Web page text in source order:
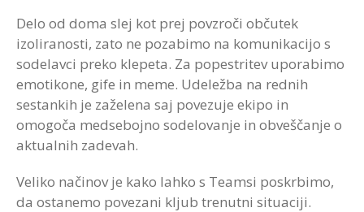
Delo od doma slej kot prej povzroči občutek
izoliranosti, zato ne pozabimo na komunikacijo s
sodelavci preko klepeta. Za popestritev uporabimo
emotikone, gife in meme. Udeležba na rednih
sestankih je zaželena saj povezuje ekipo in
omogoča medsebojno sodelovanje in obveščanje o
aktualnih zadevah.
Veliko načinov je kako lahko s Teamsi poskrbimo,
da ostanemo povezani kljub trenutni situaciji.